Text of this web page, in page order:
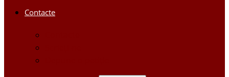
Contacte